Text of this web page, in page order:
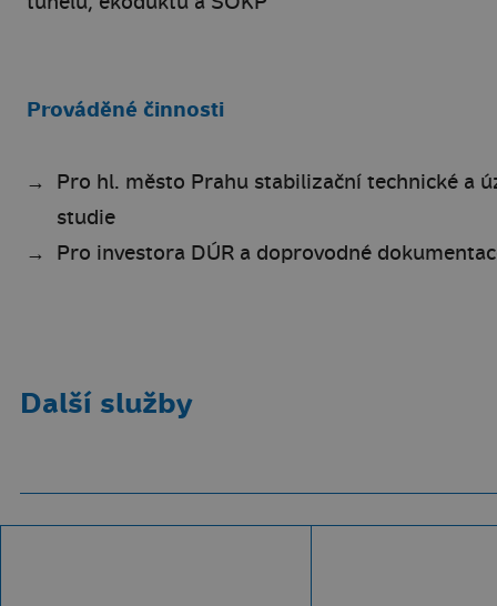
Prováděné činnosti
Pro hl. město Prahu stabilizační technické a
studie
Pro investora DÚR a doprovodné
Další služby